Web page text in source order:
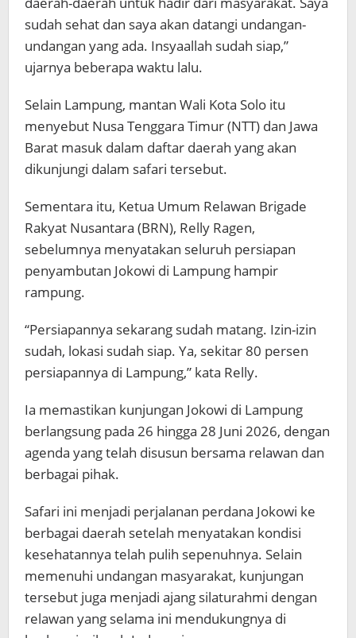
sudah sehat dan saya akan datangi undangan-
undangan yang ada. Insyaallah sudah siap,”
ujarnya beberapa waktu lalu.
Selain Lampung, mantan Wali Kota Solo itu
menyebut Nusa Tenggara Timur (NTT) dan Jawa
Barat masuk dalam daftar daerah yang akan
dikunjungi dalam safari tersebut.
Sementara itu, Ketua Umum Relawan Brigade
Rakyat Nusantara (BRN), Relly Ragen,
sebelumnya menyatakan seluruh persiapan
penyambutan Jokowi di Lampung hampir
rampung.
“Persiapannya sekarang sudah matang. Izin-izin
sudah, lokasi sudah siap. Ya, sekitar 80 persen
persiapannya di Lampung,” kata Relly.
Ia memastikan kunjungan Jokowi di Lampung
berlangsung pada 26 hingga 28 Juni 2026, dengan
agenda yang telah disusun bersama relawan dan
berbagai pihak.
Safari ini menjadi perjalanan perdana Jokowi ke
berbagai daerah setelah menyatakan kondisi
kesehatannya telah pulih sepenuhnya. Selain
memenuhi undangan masyarakat, kunjungan
tersebut juga menjadi ajang silaturahmi dengan
relawan yang selama ini mendukungnya di